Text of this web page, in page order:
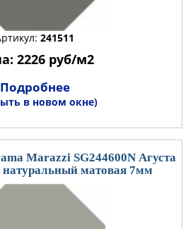
241511
2226 руб/м2
Подробнее
в новом окне)
Marazzi SG244600N Агуста
матовая 7мм